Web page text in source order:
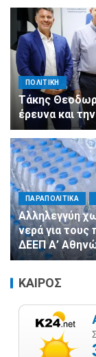
ΠΟΛΙΤΙΚΗ
Τάκης
έρευνα και
ΠΑΡΑΠΟΛΙΤΙΚΑ
Αλληλεγγύη
νερά για
ΔΕΕΠ Α’
ΚΑΙΡΟΣ